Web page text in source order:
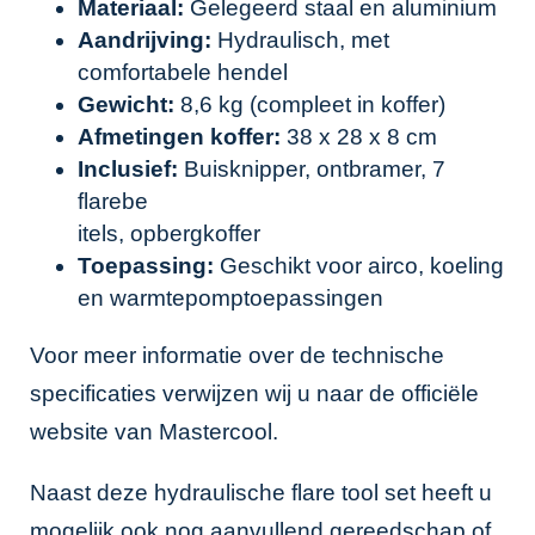
Materiaal: Gelegeerd staal en aluminium
Aandrijving: Hydraulisch, met
comfortabele hendel
Gewicht: 8,6 kg (compleet in koffer)
Afmetingen koffer: 38 x 28 x 8 cm
Inclusief: Buisknipper, ontbramer, 7
flarebe
itels, opbergkoffer
Toepassing: Geschikt voor airco, koeling
en warmtepomptoepassingen
Voor meer informatie over de technische
specificaties verwijzen wij u naar de officiële
website van Mastercool .
Naast deze hydraulische flare tool set heeft u